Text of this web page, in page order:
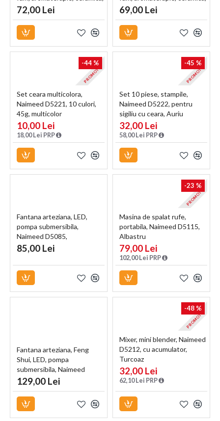
Maro, 8x8x15cm
72,00 Lei
Maro, 11x9x20cm
69,00 Lei
PROMOTIE
-44 %
Set ceara multicolora,
Naimeed D5221, 10 culori,
45g, multicolor
10,00 Lei
18,00 Lei PRP
PROMOTIE
-45 %
Set 10 piese, stampile,
Naimeed D5222, pentru
sigiliu cu ceara, Auriu
32,00 Lei
58,00 Lei PRP
Fantana arteziana, LED,
pompa submersibila,
Naimeed D5085,
13x11x20cm
85,00 Lei
PROMOTIE
-23 %
Masina de spalat rufe,
portabila, Naimeed D5115,
Albastru
79,00 Lei
102,00 Lei PRP
Fantana arteziana, Feng
Shui, LED, pompa
submersibila, Naimeed
D5061, 23x17x27cm
129,00 Lei
PROMOTIE
-48 %
Mixer, mini blender, Naimeed
D5212, cu acumulator,
Turcoaz
32,00 Lei
62,10 Lei PRP